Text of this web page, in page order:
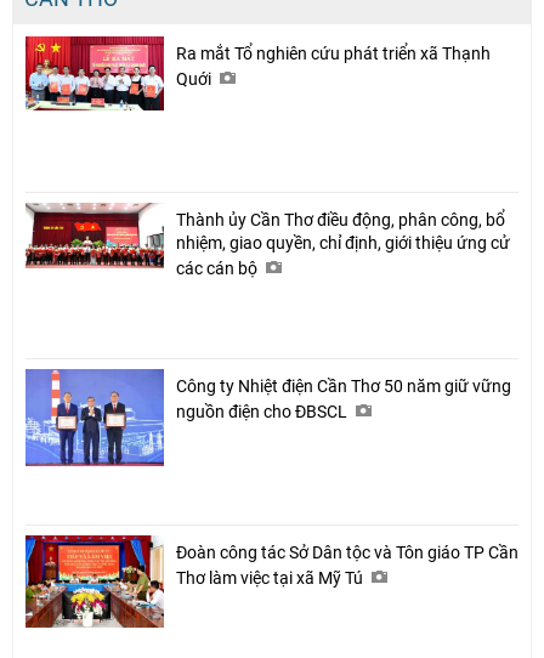
Ra mắt Tổ nghiên cứu phát triển xã Thạnh
Quới
Thành ủy Cần Thơ điều động, phân công, bổ
nhiệm, giao quyền, chỉ định, giới thiệu ứng cử
các cán bộ
Công ty Nhiệt điện Cần Thơ 50 năm giữ vững
nguồn điện cho ĐBSCL
Đoàn công tác Sở Dân tộc và Tôn giáo TP Cần
Thơ làm việc tại xã Mỹ Tú